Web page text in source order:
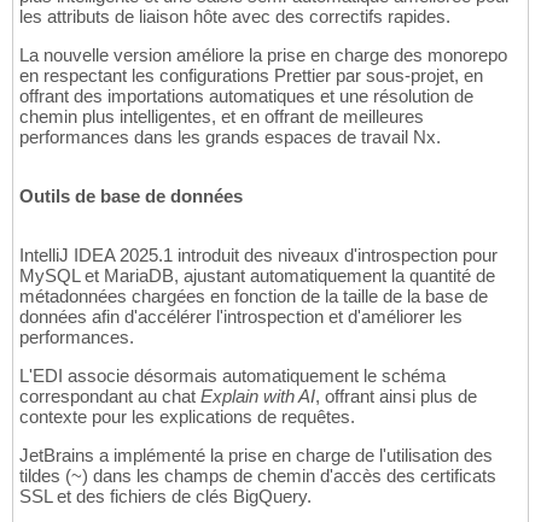
les attributs de liaison hôte avec des correctifs rapides.
La nouvelle version améliore la prise en charge des monorepo
en respectant les configurations Prettier par sous-projet, en
offrant des importations automatiques et une résolution de
chemin plus intelligentes, et en offrant de meilleures
performances dans les grands espaces de travail Nx.
Outils de base de données
IntelliJ IDEA 2025.1 introduit des niveaux d'introspection pour
MySQL et MariaDB, ajustant automatiquement la quantité de
métadonnées chargées en fonction de la taille de la base de
données afin d'accélérer l'introspection et d'améliorer les
performances.
L'EDI associe désormais automatiquement le schéma
correspondant au chat Explain with AI, offrant ainsi plus de
contexte pour les explications de requêtes.
JetBrains a implémenté la prise en charge de l'utilisation des
tildes (~) dans les champs de chemin d'accès des certificats
SSL et des fichiers de clés BigQuery.